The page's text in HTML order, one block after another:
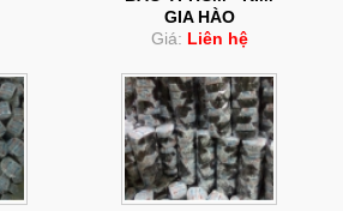
GIA HÀO
Giá: Liên hệ